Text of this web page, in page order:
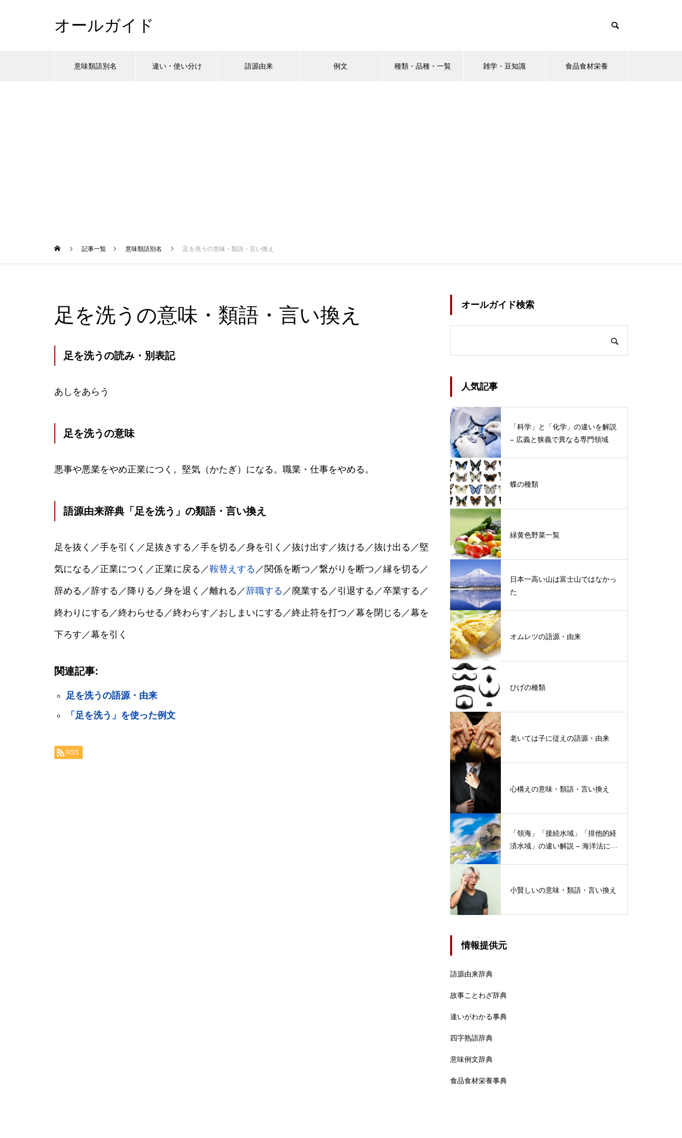
オールガイド
意味類語別名 違い・使い分け 語源由来 例文 種類・品種・一覧 雑学・豆知識 食品食材栄養
記事一覧 意味類語別名 足を洗うの意味・類語・言い換え
足を洗うの意味・類語・言い換え
足を洗うの読み・別表記
あしをあらう
足を洗うの意味
悪事や悪業をやめ正業につく。堅気（かたぎ）になる。職業・仕事をやめる。
語源由来辞典「足を洗う」の類語・言い換え
足を抜く／手を引く／足抜きする／手を切る／身を引く／抜け出す／抜ける／抜け出る／堅
気になる／正業につく／正業に戻る／鞍替えする ／関係を断つ／繋がりを断つ／縁を切る／
辞める／辞する／降りる／身を退く／離れる／辞職する ／廃業する／引退する／卒業する／
終わりにする／終わらせる／終わらす／おしまいにする／終止符を打つ／幕を閉じる／幕を
下ろす／幕を引く
関連記事:
足を洗うの語源・由来
「足を洗う」を使った例文
RSS
オールガイド検索
人気記事
「科学」と「化学」の違いを解説
– 広義と狭義で異なる専門領域
蝶の種類
緑黄色野菜一覧
日本一高い山は富士山ではなかっ
た
オムレツの語源・由来
ひげの種類
老いては子に従えの語源・由来
心構えの意味・類語・言い換え
「領海」「接続水域」「排他的経
済水域」の違い解説 – 海洋法にお
小賢しいの意味・類語・言い換え
情報提供元
語源由来辞典
故事ことわざ辞典
違いがわかる事典
四字熟語辞典
意味例文辞典
食品食材栄養事典